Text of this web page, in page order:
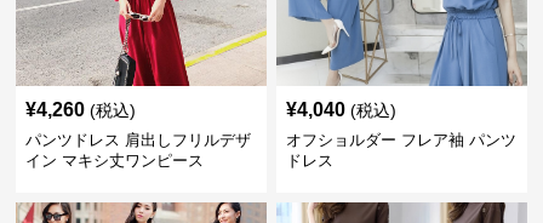
¥4,260 (税込)
パンツドレス 肩出しフリルデザ
イン マキシ丈ワンピース
¥4,040 (税込)
オフショルダー フレア袖 パンツ
ドレス